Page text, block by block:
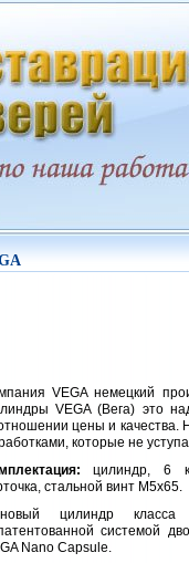
VEGA немецкий
VEGA (Вега) это
цены и
которые не
цилиндр, 6
стальной винт М5х65.
цилиндр
системой
Nano Capsule.